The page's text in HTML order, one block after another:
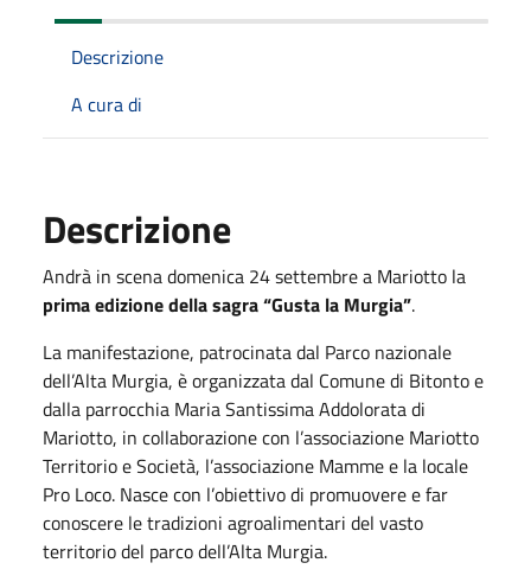
Descrizione
A cura di
Descrizione
Andrà in scena domenica 24 settembre a Mariotto la
prima edizione della sagra “Gusta la Murgia”.
La manifestazione, patrocinata dal Parco nazionale
dell’Alta Murgia, è organizzata dal Comune di Bitonto e
dalla parrocchia Maria Santissima Addolorata di
Mariotto, in collaborazione con l’associazione Mariotto
Territorio e Società, l’associazione Mamme e la locale
Pro Loco. Nasce con l’obiettivo di promuovere e far
conoscere le tradizioni agroalimentari del vasto
territorio del parco dell’Alta Murgia.